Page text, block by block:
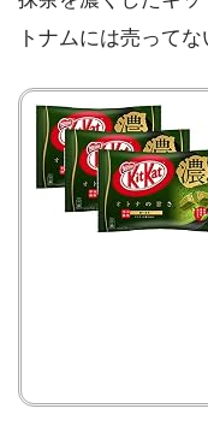
トナムには売ってな